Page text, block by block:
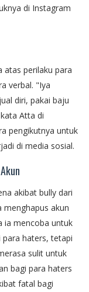
di Instagram
atas perilaku para
verbal. "Iya
diri, pakai baju
Atta di
pengikutnya untuk
di media sosial.
akibat bully dari
menghapus akun
ia mencoba untuk
haters, tetapi
sulit untuk
bagi para haters
fatal bagi